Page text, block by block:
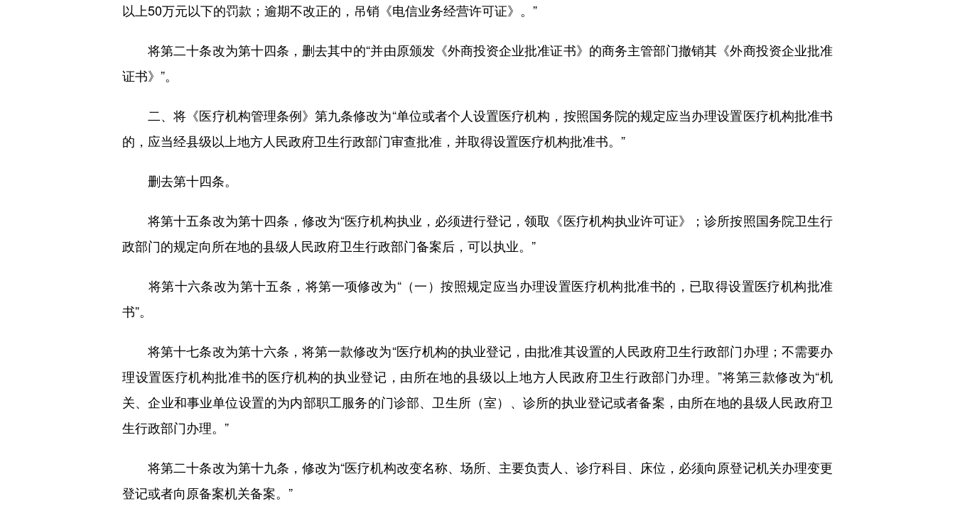
以上50万元以下的罚款；逾期不改正的，吊销《电信业务经营许可证》。”
将第二十条改为第十四条，删去其中的“并由原颁发《外商投资企业批准证书》的商务主管部门撤销其《外商投资企业批准
证书》”。
二、将《医疗机构管理条例》第九条修改为“单位或者个人设置医疗机构，按照国务院的规定应当办理设置医疗机构批准书
的，应当经县级以上地方人民政府卫生行政部门审查批准，并取得设置医疗机构批准书。”
删去第十四条。
将第十五条改为第十四条，修改为“医疗机构执业，必须进行登记，领取《医疗机构执业许可证》；诊所按照国务院卫生行
政部门的规定向所在地的县级人民政府卫生行政部门备案后，可以执业。”
将第十六条改为第十五条，将第一项修改为“（一）按照规定应当办理设置医疗机构批准书的，已取得设置医疗机构批准
书”。
将第十七条改为第十六条，将第一款修改为“医疗机构的执业登记，由批准其设置的人民政府卫生行政部门办理；不需要办
理设置医疗机构批准书的医疗机构的执业登记，由所在地的县级以上地方人民政府卫生行政部门办理。”将第三款修改为“机
关、企业和事业单位设置的为内部职工服务的门诊部、卫生所（室）、诊所的执业登记或者备案，由所在地的县级人民政府卫
生行政部门办理。”
将第二十条改为第十九条，修改为“医疗机构改变名称、场所、主要负责人、诊疗科目、床位，必须向原登记机关办理变更
登记或者向原备案机关备案。”